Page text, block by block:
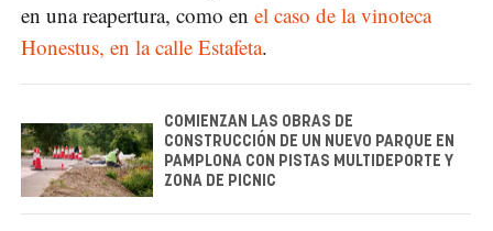
en una reapertura, como en el caso de la vinoteca
Honestus, en la calle Estafeta.
COMIENZAN LAS OBRAS DE
CONSTRUCCIÓN DE UN NUEVO PARQUE EN
PAMPLONA CON PISTAS MULTIDEPORTE Y
ZONA DE PICNIC